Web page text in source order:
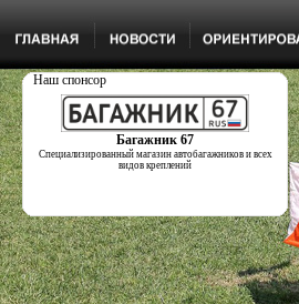
Наш спонсор
Багажник 67
Специализированный магазин автобагажников и всех
видов креплений